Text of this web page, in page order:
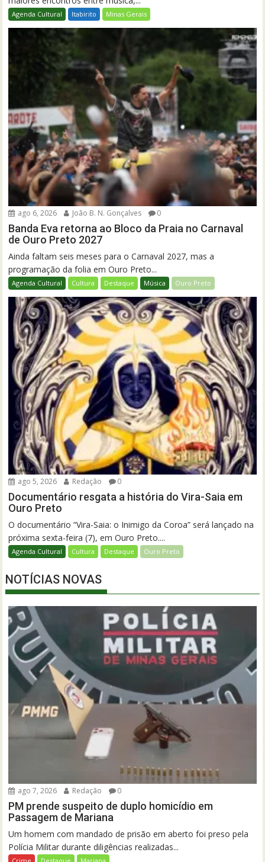
Agenda Cultural Itabirito Minas Gerais
ago 6, 2026 João B. N. Gonçalves 0
Banda Eva retorna ao Bloco da Praia no Carnaval
de Ouro Preto 2027
Ainda faltam seis meses para o Carnaval 2027, mas a
programação da folia em Ouro Preto...
Agenda Cultural Cultura Destaque Música Ouro Preto
ago 5, 2026 Redação 0
Documentário resgata a história do Vira-Saia em
Ouro Preto
O documentário “Vira-Saia: o Inimigo da Coroa” será lançado na
próxima sexta-feira (7), em Ouro Preto....
Agenda Cultural Cultura Destaque Ouro Preto
NOTÍCIAS NOVAS
ago 7, 2026 Redação 0
PM prende suspeito de duplo homicídio em
Passagem de Mariana
Um homem com mandado de prisão em aberto foi preso pela
Polícia Militar durante diligências realizadas...